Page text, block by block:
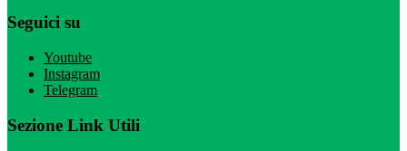
Seguici su
Youtube
Instagram
Telegram
Sezione Link Utili